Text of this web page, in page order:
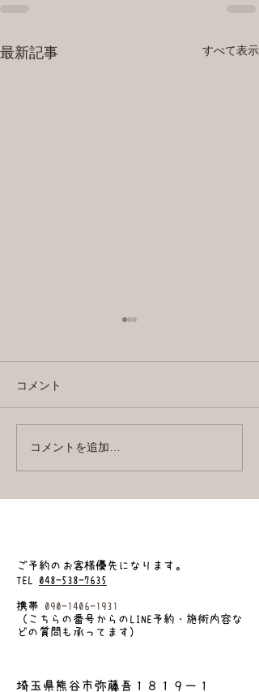
最新記事 すべて表示
復旧
コメント
コメントを追加…
​ご予約のお客様優先になります 。
TEL 048-538-7635
携帯
090-1406-1931
（こちらの番号からのLINE予約・施術内容な
どの質問も承ってます）
埼玉県熊谷市弥藤吾１８１９ー１